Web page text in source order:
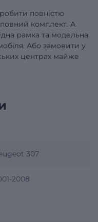
повністю
повний комплект. А
рамка та модельна
Або замовити у
центрах майже
307
2008